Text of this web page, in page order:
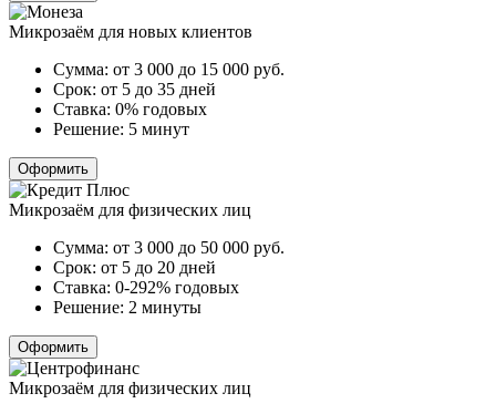
Микрозаём для новых клиентов
Сумма: от 3 000 до 15 000 руб.
Срок: от 5 до 35 дней
Ставка: 0% годовых
Решение: 5 минут
Оформить
Микрозаём для физических лиц
Сумма: от 3 000 до 50 000 руб.
Срок: от 5 до 20 дней
Ставка: 0-292% годовых
Решение: 2 минуты
Оформить
Микрозаём для физических лиц